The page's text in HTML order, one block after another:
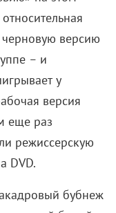
черновую версию
– и
у
версия
еще раз
режиссерскую
DVD.
бубнеж